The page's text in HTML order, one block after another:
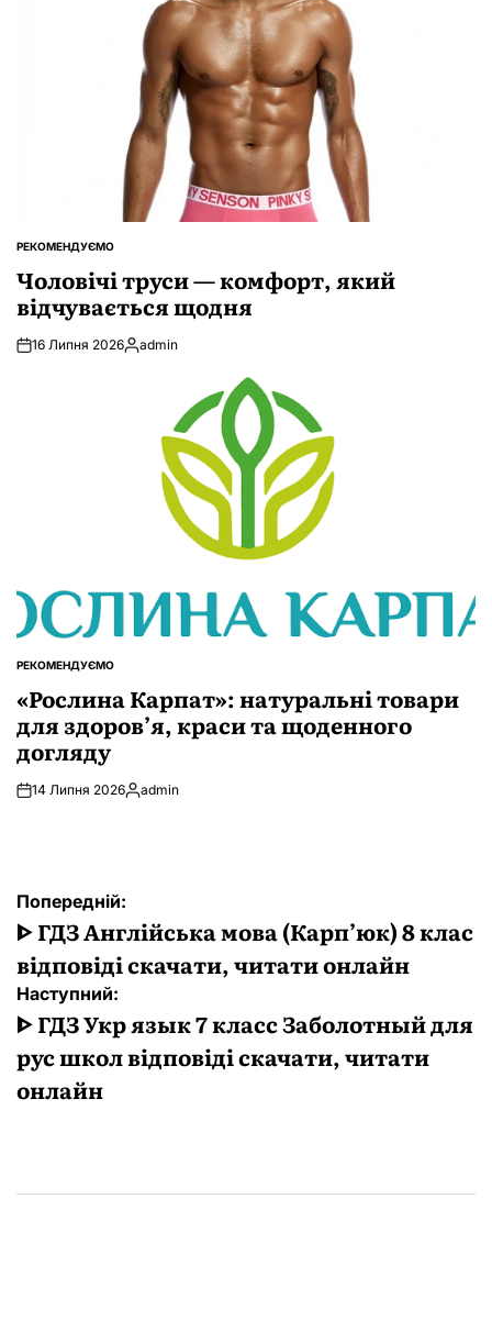
ОПУБЛІКУВАТИ
РЕКОМЕНДУЄМО
Чоловічі труси — комфорт, який
відчувається щодня
16 Липня 2026Опубліковано
admin
ОПУБЛІКУВАТИ
РЕКОМЕНДУЄМО
«Рослина Карпат»: натуральні товари
для здоров’я, краси та щоденного
догляду
14 Липня 2026Опубліковано
admin
Навігація
записів
Попередній:
ᐈ ГДЗ Англійська мова (Карп’юк) 8 клас
відповіді скачати, читати онлайн
Наступний:
ᐈ ГДЗ Укр язык 7 класс Заболотный для
рус школ відповіді скачати, читати
онлайн